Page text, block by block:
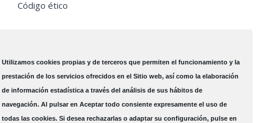
Utilizamos cookies propias y de terceros que permiten el funcionamiento y la
prestación de los servicios ofrecidos en el Sitio web, así como la elaboración
de información estadística a través del análisis de sus hábitos de
navegación. Al pulsar en Aceptar todo consiente expresamente el uso de
todas las cookies. Si desea rechazarlas o adaptar su configuración, pulse en
Código ético
Curso Online de Cuidados Respiratorios
Críticos 2026: Análisis de casos
3 septiembre